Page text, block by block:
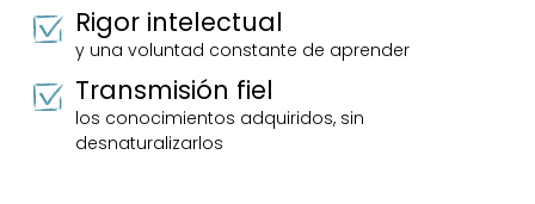
Rigor intelectual
y una voluntad constante de aprender
Transmisión fiel
los conocimientos adquiridos, sin
desnaturalizarlos